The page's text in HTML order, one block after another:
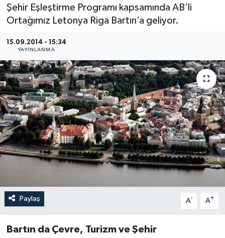
Şehir Eşleştirme Programı kapsamında AB’li
Ortağımız Letonya Riga Bartın’a geliyor.
15.09.2014 - 15:34
YAYINLANMA
Paylaş A- A+
Bartın da Çevre, Turizm ve Şehir
Medya
Sağlık
Sinema
Sivil Toplum
Siyaset
Spor
Turizm